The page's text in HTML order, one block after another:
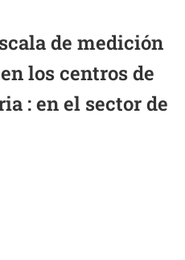
de medición
los centros de
: en el sector de